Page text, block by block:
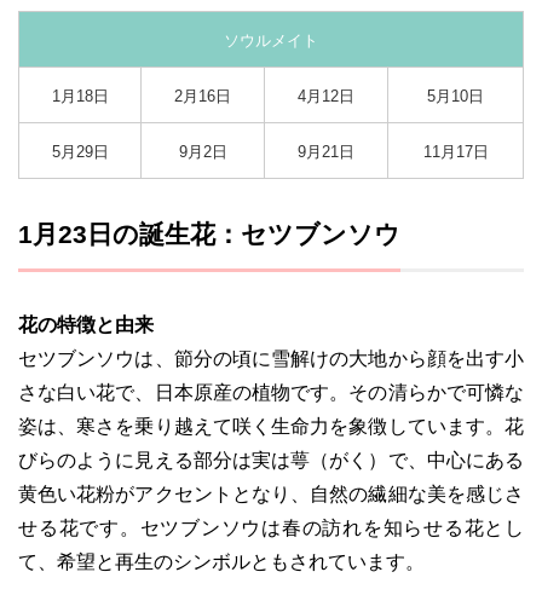
ソウルメイト
1月18日 2月16日 4月12日 5月10日
5月29日 9月2日 9月21日 11月17日
1月23日の誕生花：セツブンソウ
花の特徴と由来
セツブンソウは、節分の頃に雪解けの大地から顔を出す小
さな白い花で、日本原産の植物です。その清らかで可憐な
姿は、寒さを乗り越えて咲く生命力を象徴しています。花
びらのように見える部分は実は萼（がく）で、中心にある
黄色い花粉がアクセントとなり、自然の繊細な美を感じさ
せる花です。セツブンソウは春の訪れを知らせる花とし
て、希望と再生のシンボルともされています。